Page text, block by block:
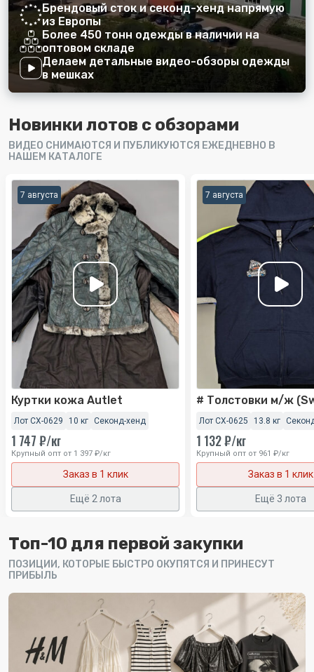
Брендовый сток и секонд-хенд напрямую
из Европы
Более 450 тонн одежды в наличии на
оптовом складе
Делаем детальные видео-обзоры одежды
в мешках
Новинки лотов с обзорами
ВИДЕО СНИМАЮТСЯ И ПУБЛИКУЮТСЯ ЕЖЕДНЕВНО В
НАШЕМ КАТАЛОГЕ
7 августа
Куртки кожа Autlet
Лот СХ-0629 10 кг Секонд-хенд
1 747 ₽/кг
Крупный опт от 1 397 ₽/кг
Заказ в 1 клик
Ещё 2 лота
7 августа
Лот СХ-0625 13.8 кг
1 132 ₽/кг
Крупный опт от 961 ₽/кг
Заказ в 1 клик
Ещё 3 лота
Топ-10 для первой закупки
ПОЗИЦИИ, КОТОРЫЕ БЫСТРО ОКУПЯТСЯ И ПРИНЕСУТ
ПРИБЫЛЬ